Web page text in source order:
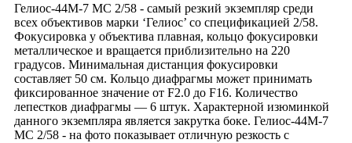
Гелиос-44М-7 МС 2/58 - самый резкий экземпляр среди
всех объективов марки ‘Гелиос’ со спецификацией 2/58.
Фокусировка у объектива плавная, кольцо фокусировки
металлическое и вращается приблизительно на 220
градусов. Минимальная дистанция фокусировки
составляет 50 см. Кольцо диафрагмы может принимать
фиксированное значение от F2.0 до F16. Количество
лепестков диафрагмы — 6 штук. Характерной изюминкой
данного экземпляра является закрутка боке. Гелиос-44М-7
МС 2/58 - на фото показывает отличную резкость с